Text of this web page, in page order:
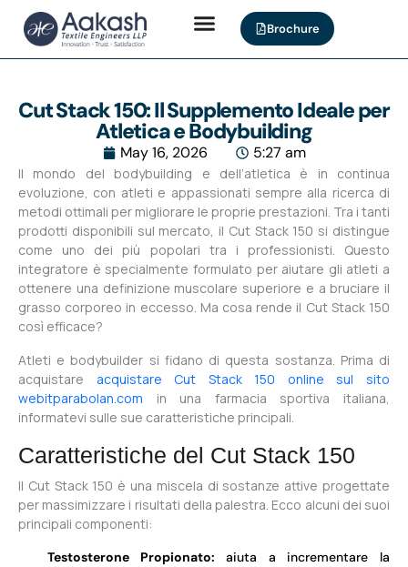
Brochure
Cut Stack 150: Il Supplemento Ideale per
Atletica e Bodybuilding
May 16, 2026 5:27 am
Il mondo del bodybuilding e dell’atletica è in continua
evoluzione, con atleti e appassionati sempre alla ricerca di
metodi ottimali per migliorare le proprie prestazioni. Tra i tanti
prodotti disponibili sul mercato, il Cut Stack 150 si distingue
come uno dei più popolari tra i professionisti. Questo
integratore è specialmente formulato per aiutare gli atleti a
ottenere una definizione muscolare superiore e a bruciare il
grasso corporeo in eccesso. Ma cosa rende il Cut Stack 150
così efficace?
Atleti e bodybuilder si fidano di questa sostanza. Prima di
acquistare acquistare Cut Stack 150 online sul sito
webitparabolan.com in una farmacia sportiva italiana,
informatevi sulle sue caratteristiche principali.
Caratteristiche del Cut Stack 150
Il Cut Stack 150 è una miscela di sostanze attive progettate
per massimizzare i risultati della palestra. Ecco alcuni dei suoi
principali componenti:
Testosterone Propionato: aiuta a incrementare la